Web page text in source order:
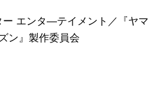
エンタ―テイメント／『ヤマ
ン』製作委員会